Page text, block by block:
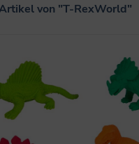
überspringen
von "T-RexWorld"